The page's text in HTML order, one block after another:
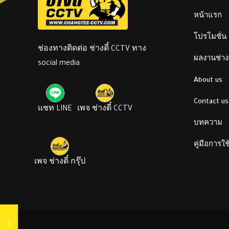
ช่องทางติดต่อ ช่างตี๋ CCTV ทาง
social media
แชท LINE เพจ ช่างตี๋ CCTV
เพจ ช่างตี๋ กรุ๊ป
หน้าแรก
โปรโมชั่น
ผลงานช่า
About us
Contact us
บทความ
คู่มือการใ